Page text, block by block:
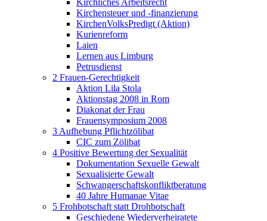
Kirchliches Arbeitsrecht
Kirchensteuer und -finanzierung
KirchenVolksPredigt (Aktion)
Kurienreform
Laien
Lernen aus Limburg
Petrusdienst
2 Frauen-Gerechtigkeit
Aktion Lila Stola
Aktionstag 2008 in Rom
Diakonat der Frau
Frauensymposium 2008
3 Aufhebung Pflichtzölibat
CIC zum Zölibat
4 Positive Bewertung der Sexualität
Dokumentation Sexuelle Gewalt
Sexualisierte Gewalt
Schwangerschaftskonfliktberatung
40 Jahre Humanae Vitae
5 Frohbotschaft statt Drohbotschaft
Geschiedene Wiederverheiratete